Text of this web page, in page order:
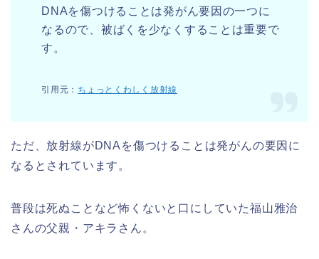
DNAを傷つけることは発がん要因の一つに
なるので、被ばくを少なくすることは重要で
す。
引用元： ちょっとくわしく放射線
ただ、放射線がDNAを傷つけることは発がんの要因に
なるとされています。
普段は死ぬことなど怖くないと口にしていた福山雅治
さんの父親・アキラさん。